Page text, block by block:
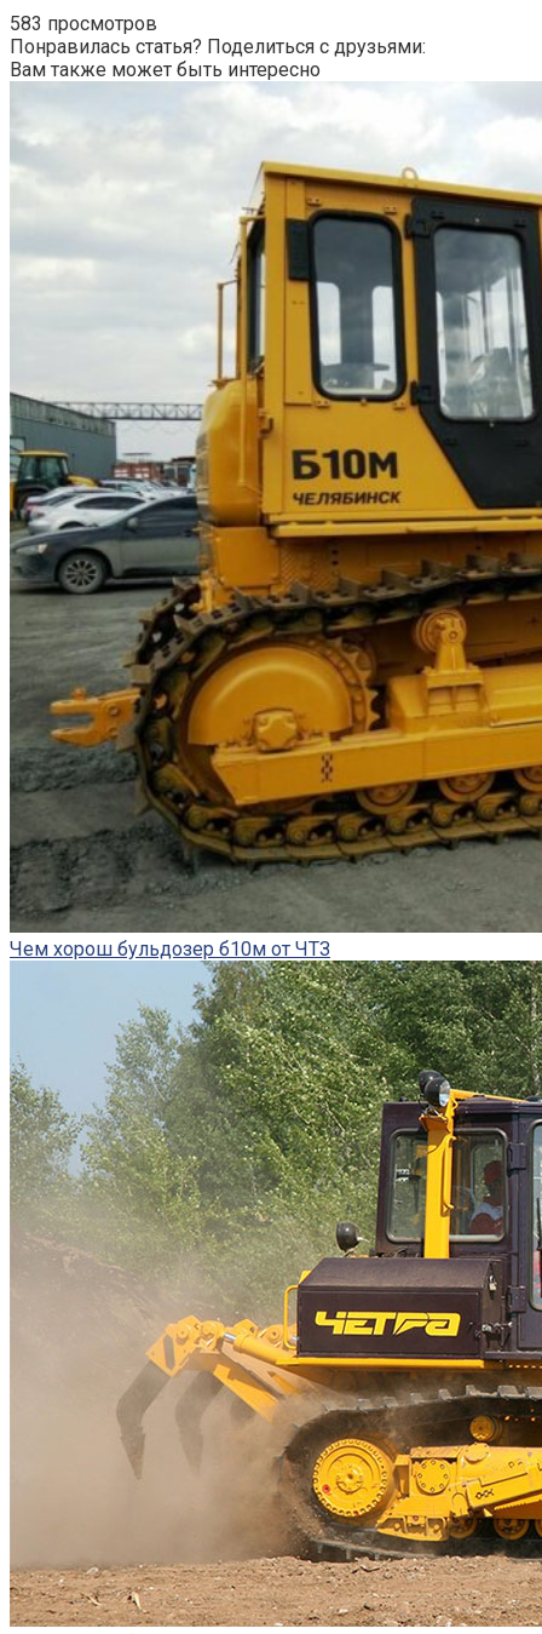
583 просмотров
Понравилась статья? Поделиться с друзьями:
Вам также может быть интересно
Чем хорош бульдозер б10м от ЧТЗ